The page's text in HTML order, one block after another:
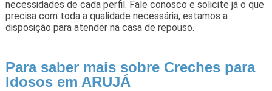
necessidades de cada perfil. Fale conosco e solicite já o que
precisa com toda a qualidade necessária, estamos a
disposição para atender na casa de repouso.
Para saber mais sobre Creches para
Idosos em ARUJÁ